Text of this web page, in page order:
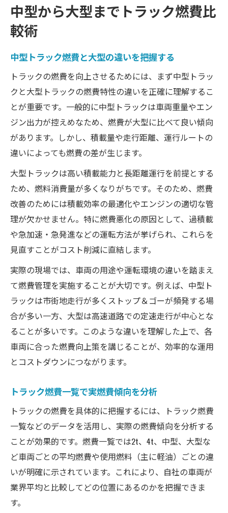
中型から大型までトラック燃費比
較術
中型トラック燃費と大型の違いを把握する
トラックの燃費を向上させるためには、まず中型トラッ
クと大型トラックの燃費特性の違いを正確に理解するこ
とが重要です。一般的に中型トラックは車両重量やエン
ジン出力が控えめなため、燃費が大型に比べて良い傾向
があります。しかし、積載量や走行距離、運行ルートの
違いによっても燃費の差が生じます。
大型トラックは高い積載能力と長距離運行を前提とする
ため、燃料消費量が多くなりがちです。そのため、燃費
改善のためには積載効率の最適化やエンジンの適切な管
理が欠かせません。特に燃費悪化の原因として、過積載
や急加速・急発進などの運転方法が挙げられ、これらを
見直すことがコスト削減に直結します。
実際の現場では、車両の用途や運転環境の違いを踏まえ
て燃費管理を実施することが大切です。例えば、中型ト
ラックは市街地走行が多くストップ＆ゴーが頻発する場
合が多い一方、大型は高速道路での定速走行が中心とな
ることが多いです。このような違いを理解した上で、各
車両に合った燃費向上策を講じることが、効率的な運用
とコストダウンにつながります。
トラック燃費一覧で実燃費傾向を分析
トラックの燃費を具体的に把握するには、トラック燃費
一覧などのデータを活用し、実際の燃費傾向を分析する
ことが効果的です。燃費一覧では2t、4t、中型、大型な
ど車両ごとの平均燃費や使用燃料（主に軽油）ごとの違
いが明確に示されています。これにより、自社の車両が
業界平均と比較してどの位置にあるのかを把握できま
す。